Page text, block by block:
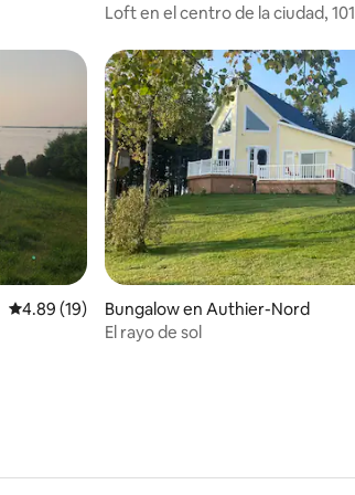
nda
Loft en el centro de la ciudad, 101
Calificación promedio: 4.89 de 5, 19 reseñas
4.89 (19)
Bungalow en Authier-Nord
El rayo de sol